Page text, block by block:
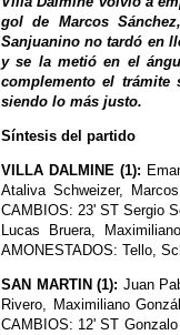
gol de Marcos
Sanjuanino no tardó en
y se la metió en el
complemento el trámite
siendo lo más justo.
Síntesis del partido
VILLA DALMINE (1):
Ataliva Schweizer,
CAMBIOS: 23' ST Sergio
Lucas Bruera,
AMONESTADOS: Tello,
SAN MARTIN (1): Juan
Rivero, Maximiliano
CAMBIOS: 12' ST